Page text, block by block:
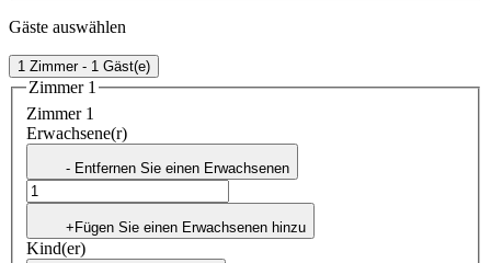
Gäste auswählen
1 Zimmer - 1 Gäst(e)
Zimmer 1
Zimmer 1
Erwachsene(r)
- Entfernen Sie einen Erwachsenen
+Fügen Sie einen Erwachsenen hinzu
Kind(er)